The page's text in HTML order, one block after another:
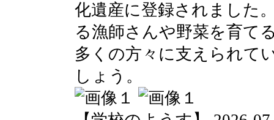
化遺産に登録されました
る漁師さんや野菜を育て
多くの方々に支えられて
しょう。